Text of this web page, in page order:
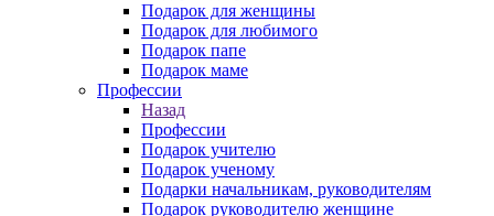
Подарок для женщины
Подарок для любимого
Подарок папе
Подарок маме
Профессии
Назад
Профессии
Подарок учителю
Подарок ученому
Подарки начальникам, руководителям
Подарок руководителю женщине